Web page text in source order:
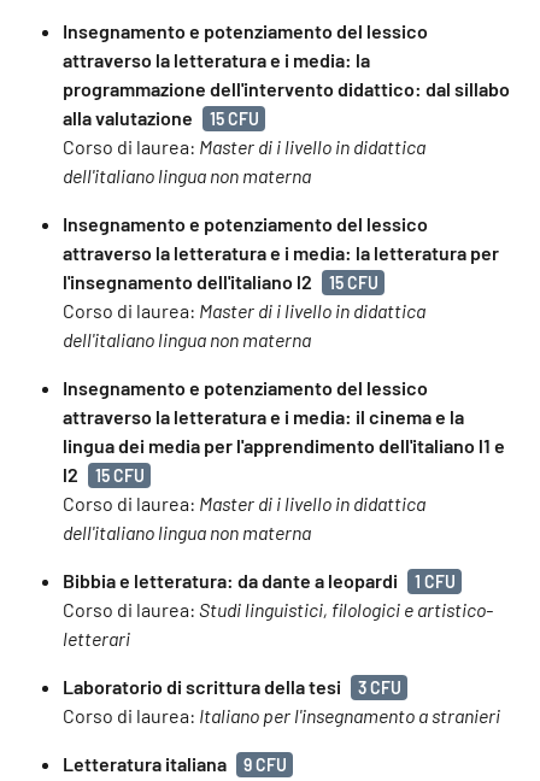
Insegnamento e potenziamento del lessico
attraverso la letteratura e i media: la
programmazione dell'intervento didattico: dal sillabo
alla valutazione
15 CFU
Corso di laurea: Master di i livello in didattica
dell'italiano lingua non materna
Insegnamento e potenziamento del lessico
attraverso la letteratura e i media: la letteratura per
l'insegnamento dell'italiano l2
15 CFU
Corso di laurea: Master di i livello in didattica
dell'italiano lingua non materna
Insegnamento e potenziamento del lessico
attraverso la letteratura e i media: il cinema e la
lingua dei media per l'apprendimento dell'italiano l1 e
l2
15 CFU
Corso di laurea: Master di i livello in didattica
dell'italiano lingua non materna
Bibbia e letteratura: da dante a leopardi 1 CFU
Corso di laurea: Studi linguistici, filologici e artistico-
letterari
Laboratorio di scrittura della tesi 3 CFU
Corso di laurea: Italiano per l'insegnamento a stranieri
Letteratura italiana 9 CFU